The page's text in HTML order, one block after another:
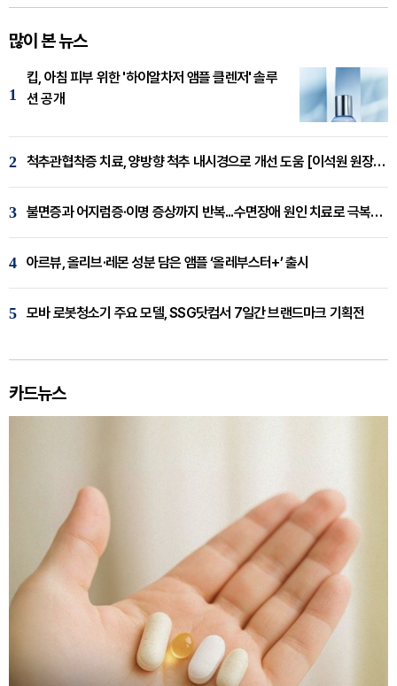
많이 본 뉴스
1
킵, 아침 피부 위한 '하이알차저 앰플 클렌저' 솔루
션 공개
2 척추관협착증 치료, 양방향 척추 내시경으로 개선 도움 [이석원 원장 칼럼]
3 불면증과 어지럼증·이명 증상까지 반복...수면장애 원인 치료로 극복해야
4 아르뷰, 올리브·레몬 성분 담은 앰플 ‘올레부스터+’ 출시
5 모바 로봇청소기 주요 모델, SSG닷컴서 7일간 브랜드마크 기획전
카드뉴스